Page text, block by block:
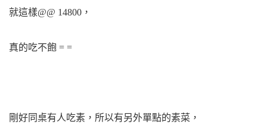
就這樣@@ 14800，
真的吃不飽 = =
剛好同桌有人吃素，所以有另外單點的素菜，